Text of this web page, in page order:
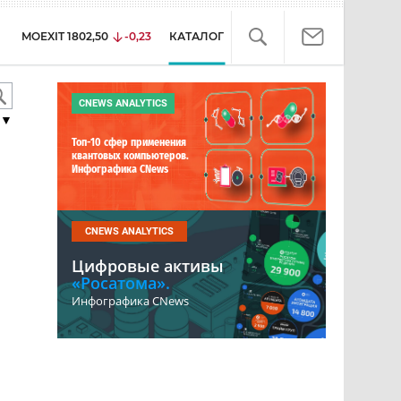
MOEXIT 1802,50 -0,23 КАТАЛОГ
CNEWS ANALYTICS
Топ-10 сфер применения
квантовых компьютеров.
Инфографика CNews
CNEWS ANALYTICS
Цифровые активы
«Росатома».
Инфографика CNews